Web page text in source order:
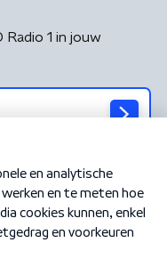
1 in jouw